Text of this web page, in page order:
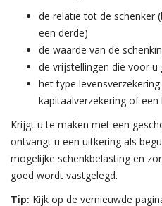
de relatie tot de schenker
een derde)
de waarde van de
de vrijstellingen die voor u
het type
kapitaalverzekering of
Krijgt u te maken met een
ontvangt u een uitkering als
mogelijke schenkbelasting en
goed wordt vastgelegd.
Tip: Kijk op de vernieuwde